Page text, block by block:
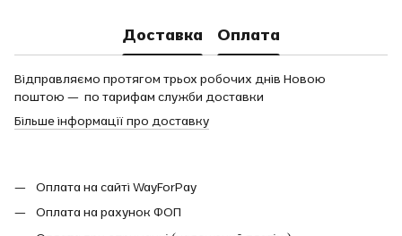
Доставка Оплата
Відправляємо протягом трьох робочих днів Новою
поштою — по тарифам служби доставки
Більше інформації про доставку
Оплата на сайті WayForPay
Оплата на рахунок ФОП